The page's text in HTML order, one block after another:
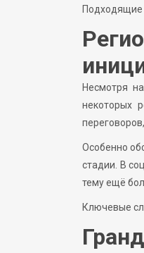
Подходящие
Несмотря
некоторых
Особенно
стадии. В
тему ещё
Ключевые